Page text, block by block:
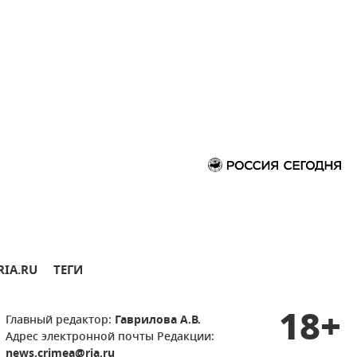
ТЕГИ
Главный редактор: Гаврилова А.В.
Адрес электронной почты Редакции:
18+